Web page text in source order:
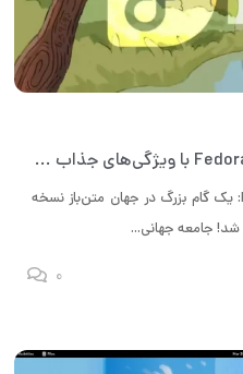
انتشار نسخه جدید Fedora Linux 42 با ویژگی‌های جذاب و بهبودهای پیشرفته
انتشار نسخه جدید Fedora Linux 42: یک گام بزرگ در جهان متن‌باز نسخه
0